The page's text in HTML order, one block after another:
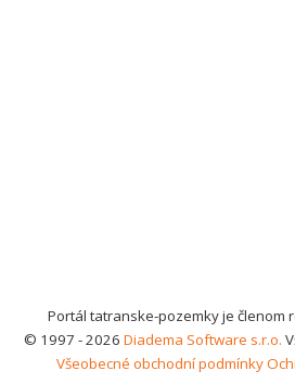
Portál tatranske-pozemky je členom
© 1997 - 2026 Diadema Software s.r.o.
Všeobecné obchodní podmínky